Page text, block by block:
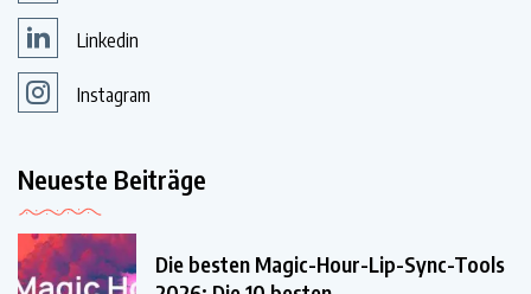
Linkedin
Instagram
Neueste Beiträge
Die besten Magic-Hour-Lip-Sync-Tools